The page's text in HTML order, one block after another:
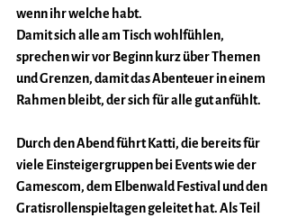
wenn ihr welche habt.
Damit sich alle am Tisch wohlfühlen,
sprechen wir vor Beginn kurz über Themen
und Grenzen, damit das Abenteuer in einem
Rahmen bleibt, der sich für alle gut anfühlt.
Durch den Abend führt Katti, die bereits für
viele Einsteigergruppen bei Events wie der
Gamescom, dem Elbenwald Festival und den
Gratisrollenspieltagen geleitet hat. Als Teil